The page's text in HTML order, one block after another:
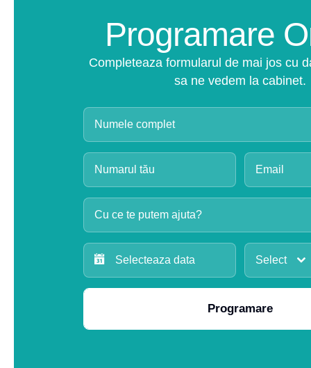
Programare
Completeaza formularul de mai jos cu
sa ne vedem la cabinet.
Cu ce te putem ajuta?
Select
Programare